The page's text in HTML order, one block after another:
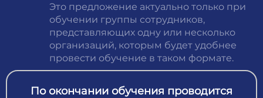
Это предложение актуально только при
обучении группы сотрудников,
представляющих одну или несколько
организаций, которым будет удобнее
провести обучение в таком формате.
По окончании обучения проводится